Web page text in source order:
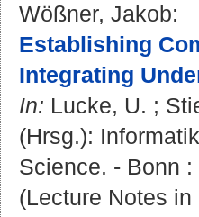
Wößner, Jakob:
Establishing
Integrating
In: Lucke, U. ;
(Hrsg.):
Science. - Bonn
(Lecture Notes